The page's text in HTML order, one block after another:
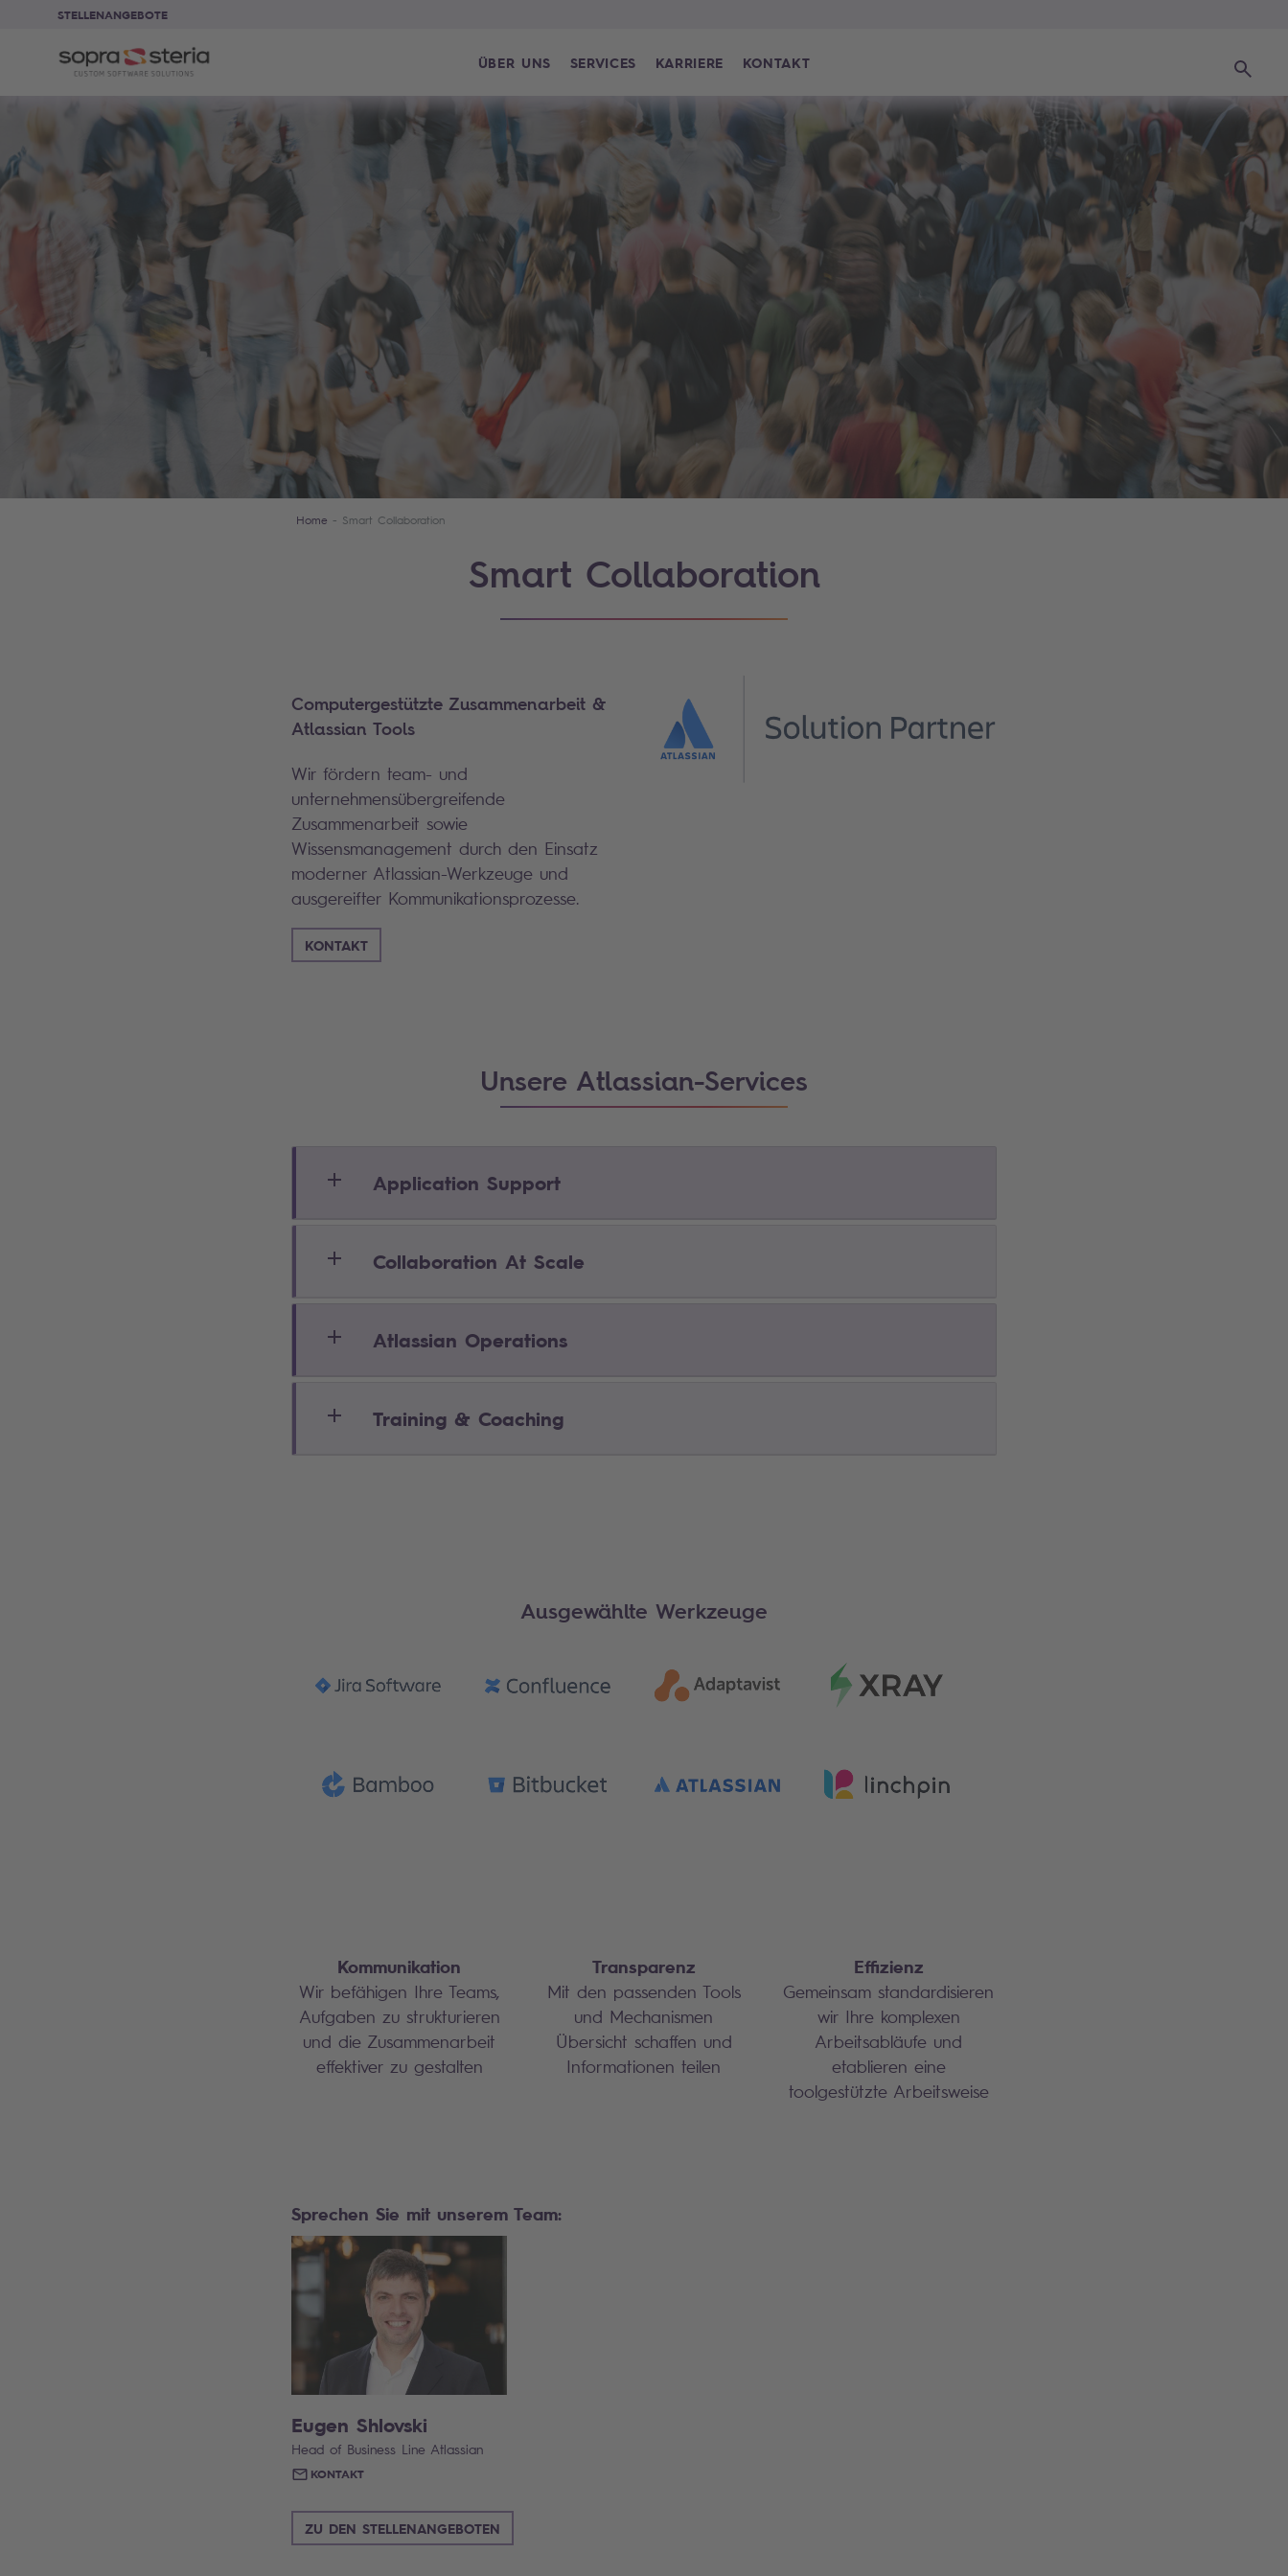
STELLENANGEBOTE
ÜBER UNS SERVICES KARRIERE KONTAKT Suchen
Home Smart Collaboration
Smart Collaboration
Computergestützte Zusammenarbeit &
Atlassian Tools
Wir fördern team- und
unternehmensübergreifende
Zusammenarbeit sowie
Wissensmanagement durch den Einsatz
moderner Atlassian-Werkzeuge und
ausgereifter Kommunikationsprozesse.
KONTAKT
Unsere Atlassian-Services
Application Support
Collaboration At Scale
Atlassian Operations
Training & Coaching
Ausgewählte Werkzeuge
Kommunikation
Wir befähigen Ihre Teams,
Aufgaben zu strukturieren
und die Zusammenarbeit
effektiver zu gestalten
Transparenz
Mit den passenden Tools
und Mechanismen
Übersicht schaffen und
Informationen teilen
Effizienz
Gemeinsam standardisieren
wir Ihre komplexen
Arbeitsabläufe und
etablieren eine
toolgestützte Arbeitsweise
Sprechen Sie mit unserem Team:
Eugen Shlovski
Head of Business Line Atlassian
KONTAKT
ZU DEN STELLENANGEBOTEN